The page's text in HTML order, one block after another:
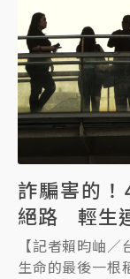
詐騙害的
絕路 輕生
【記者賴昀岫
生命的最後一根